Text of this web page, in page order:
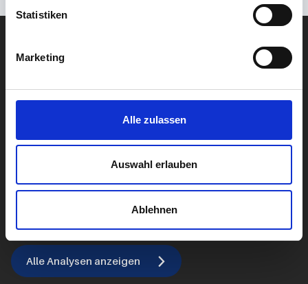
Statistiken
Marketing
Alle zulassen
Auswahl erlauben
Ablehnen
Alle Diagnostik anzeigen
Alle Analysen anzeigen